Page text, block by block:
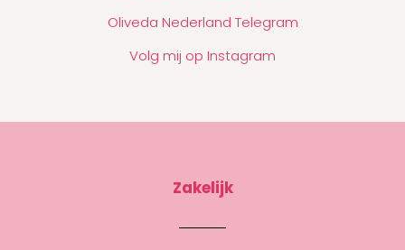
Oliveda Nederland Telegram
Volg mij op Instagram
Zakelijk